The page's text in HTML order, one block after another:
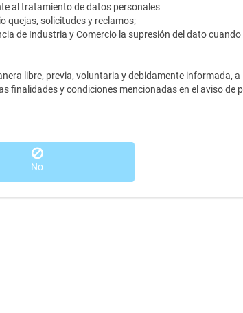
al tratamiento de datos personales
quejas, solicitudes y reclamos;
de Industria y Comercio la supresión del dato
libre, previa, voluntaria y debidamente informada, a
finalidades y condiciones mencionadas en el aviso de
No